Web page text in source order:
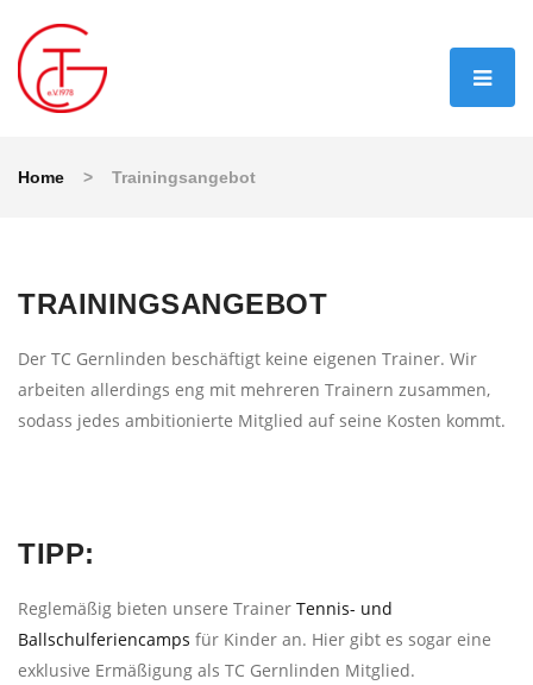
Home > Trainingsangebot
TRAININGSANGEBOT
Der TC Gernlinden beschäftigt keine eigenen Trainer. Wir
arbeiten allerdings eng mit mehreren Trainern zusammen,
sodass jedes ambitionierte Mitglied auf seine Kosten kommt.
TIPP:
Reglemäßig bieten unsere Trainer Tennis- und
Ballschulferiencamps für Kinder an. Hier gibt es sogar eine
exklusive Ermäßigung als TC Gernlinden Mitglied.